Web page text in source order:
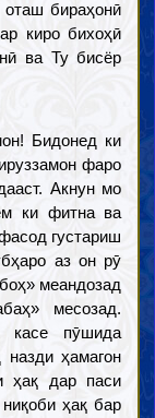
оташ бираҳонӣ
киро бихоҳӣ
ва Ту бисёр
Бидонед ки
фаро
Акнун мо
ки фитна ва
густариш
аз он рӯ
меандозад
месозад.
касе пӯшида
ҳамагон
ҳақ дар паси
ҳақ бар